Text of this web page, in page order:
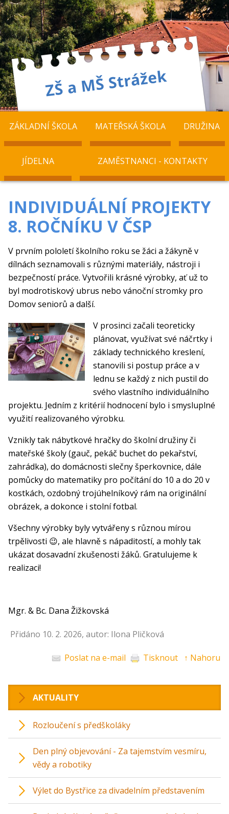
ZÁKLADNÍ ŠKOLA MATEŘSKÁ ŠKOLA DRUŽINA
JÍDELNA ZAMĚSTNANCI - KONTAKTY
INDIVIDUÁLNÍ PROJEKTY
8. ROČNÍKU V ČSP
V prvním pololetí školního roku se žáci a žákyně v
dílnách seznamovali s různými materiály, nástroji i
bezpečností práce. Vytvořili krásné výrobky, ať už to
byl modrotiskový ubrus nebo vánoční stromky pro
Domov seniorů a další.
V prosinci začali teoreticky
plánovat, využívat své náčrtky i
základy technického kreslení,
stanovili si postup práce a v
lednu se každý z nich pustil do
svého vlastního individuálního
projektu. Jedním z kritérií hodnocení bylo i smysluplné
využití realizovaného výrobku.
Vznikly tak nábytkové hračky do školní družiny či
mateřské školy (gauč, pekáč buchet do pekařství,
zahrádka), do domácnosti slečny šperkovnice, dále
pomůcky do matematiky pro počítání do 10 a do 20 v
kostkách, ozdobný trojúhelníkový rám na originální
obrázek, a dokonce i stolní fotbal.
Všechny výrobky byly vytvářeny s různou mírou
trpělivosti 😉, ale hlavně s nápaditostí, a mohly tak
ukázat dosavadní zkušenosti žáků. Gratulujeme k
realizaci!
Mgr. & Bc. Dana Žižkovská
Přidáno 10. 2. 2026, autor: Ilona Pličková
Poslat na e-mail Tisknout ↑ Nahoru
AKTUALITY
Rozloučení s předškoláky
Den plný objevování - Za tajemstvím vesmíru,
vědy a robotiky
Výlet do Bystřice za divadelním představením